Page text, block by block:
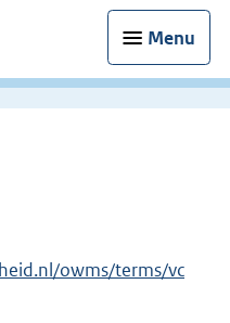
Menu
owms/terms/vc